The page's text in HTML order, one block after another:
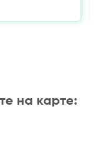
на карте: